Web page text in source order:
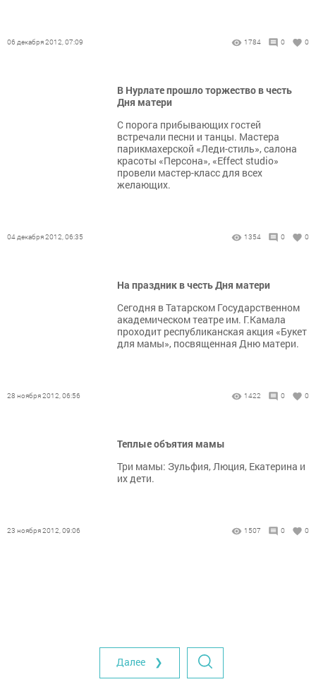
06 декабря 2012, 07:09 1784 0 0
В Нурлате прошло торжество в честь
Дня матери
С порога прибывающих гостей
встречали песни и танцы. Мастера
парикмахерской «Леди-стиль», салона
красоты «Персона», «Effect studio»
провели мастер-класс для всех
желающих.
04 декабря 2012, 06:35 1354 0 0
На праздник в честь Дня матери
Сегодня в Татарском Государственном
академическом театре им. Г.Камала
проходит республиканская акция «Букет
для мамы», посвященная Дню матери.
28 ноября 2012, 06:56 1422 0 0
Теплые объятия мамы
Три мамы: Зульфия, Люция, Екатерина и
их дети.
23 ноября 2012, 09:06 1507 0 0
Далее ❯